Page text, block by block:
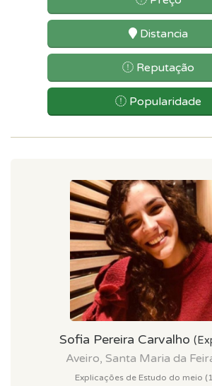
Distancia
Reputação
Popularidade
Sofia Pereira Carvalho
Aveiro, Santa Maria da
Explicações de Estudo do meio